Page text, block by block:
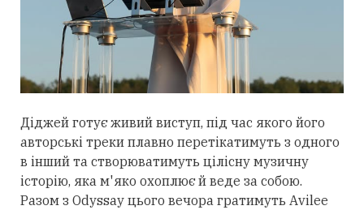
Діджей готує живий виступ, під час якого його
авторські треки плавно перетікатимуть з одного
в інший та створюватимуть цілісну музичну
історію, яка м'яко охоплює й веде за собою.
Разом з Odyssay цього вечора гратимуть Avilee